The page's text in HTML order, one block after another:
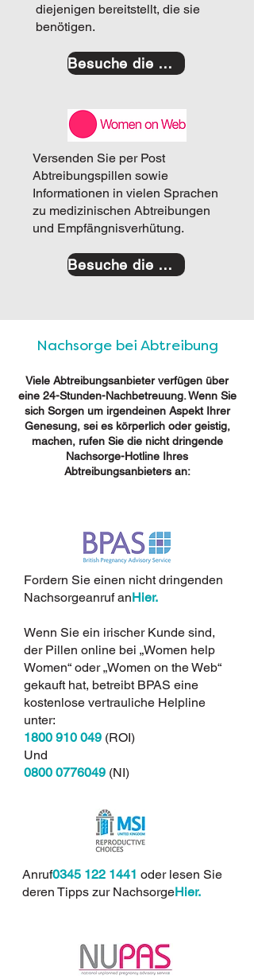
diejenigen bereitstellt, die sie
benötigen.
Besuche die Website
Versenden Sie per Post
Abtreibungspillen sowie
Informationen in vielen Sprachen
zu medizinischen Abtreibungen
und Empfängnisverhütung.
Besuche die Website
Nachsorge bei Abtreibung
Viele Abtreibungsanbieter verfügen über
eine 24-Stunden-Nachbetreuung. Wenn Sie
sich Sorgen um irgendeinen Aspekt Ihrer
Genesung, sei es körperlich oder geistig,
machen, rufen Sie die nicht dringende
Nachsorge-Hotline Ihres
Abtreibungsanbieters an:
Fordern Sie einen nicht dringenden
Nachsorgeanruf anHier.
Wenn Sie ein irischer Kunde sind,
der Pillen online bei „Women help
Women“ oder „Women on the Web“
gekauft hat, betreibt BPAS eine
kostenlose vertrauliche Helpline
unter:
1800 910 049 (ROI)
Und
0800 0776049 (NI)
Anruf0345 122 1441 oder lesen Sie
deren Tipps zur NachsorgeHier.